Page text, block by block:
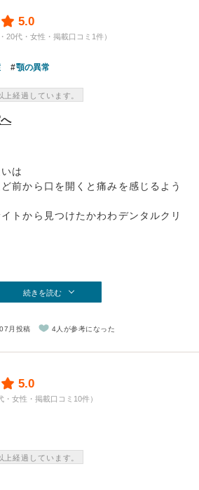
5.0
20代・女性・掲載口コミ1件）
顎の異常
上経過しています。
は
前から口を開くと痛みを感じるよう
トから見つけたかわわデンタルクリ
続きを読む
月投稿 4人が参考になった
5.0
・女性・掲載口コミ10件）
上経過しています。